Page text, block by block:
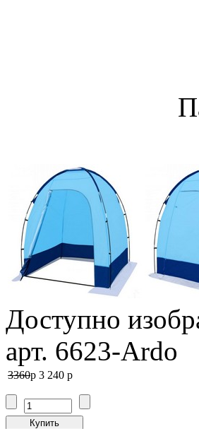
Доступно
арт. 6623-Ardo
3360p 3 240 p
Купить